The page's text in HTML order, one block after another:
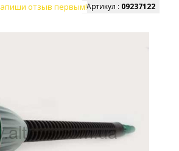
отзыв первым!Артикул : 09237122